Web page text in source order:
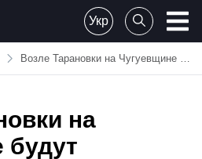
Укр
Возле Тарановки на Чугуевщине будут уничтожать взрывоопасные предметы
на
будут